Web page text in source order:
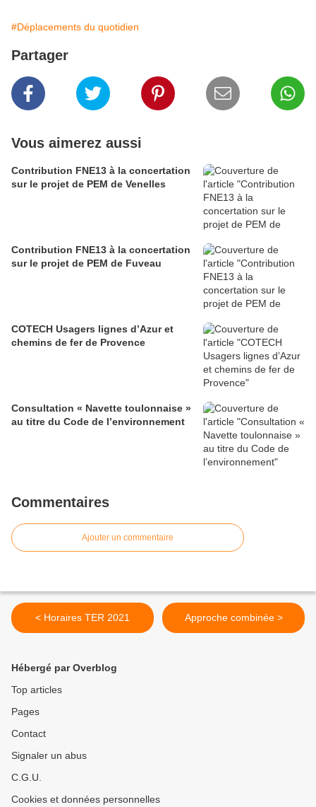
#Déplacements du quotidien
Partager
Vous aimerez aussi
Contribution FNE13 à la concertation
sur le projet de PEM de Venelles
Contribution FNE13 à la concertation
sur le projet de PEM de Fuveau
COTECH Usagers lignes d’Azur et
chemins de fer de Provence
Consultation « Navette toulonnaise »
au titre du Code de l’environnement
Commentaires
Ajouter un commentaire
< Horaires TER 2021 Approche combinée >
Hébergé par Overblog
Top articles
Pages
Contact
Signaler un abus
C.G.U.
Cookies et données personnelles